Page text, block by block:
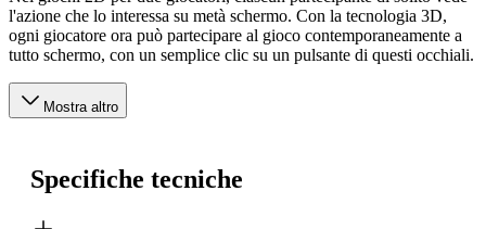
l'azione che lo interessa su metà schermo. Con la tecnologia 3D,
ogni giocatore ora può partecipare al gioco contemporaneamente a
tutto schermo, con un semplice clic su un pulsante di questi occhiali.
Mostra altro
Specifiche tecniche